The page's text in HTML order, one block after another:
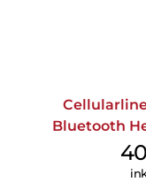
Bluetooth